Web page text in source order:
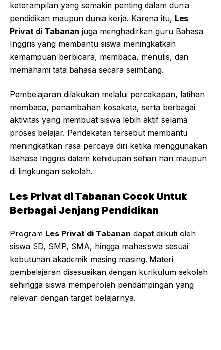
keterampilan yang semakin penting dalam dunia
pendidikan maupun dunia kerja. Karena itu, Les
Privat di Tabanan juga menghadirkan guru Bahasa
Inggris yang membantu siswa meningkatkan
kemampuan berbicara, membaca, menulis, dan
memahami tata bahasa secara seimbang.
Pembelajaran dilakukan melalui percakapan, latihan
membaca, penambahan kosakata, serta berbagai
aktivitas yang membuat siswa lebih aktif selama
proses belajar. Pendekatan tersebut membantu
meningkatkan rasa percaya diri ketika menggunakan
Bahasa Inggris dalam kehidupan sehari hari maupun
di lingkungan sekolah.
Les Privat di Tabanan Cocok Untuk
Berbagai Jenjang Pendidikan
Program Les Privat di Tabanan dapat diikuti oleh
siswa SD, SMP, SMA, hingga mahasiswa sesuai
kebutuhan akademik masing masing. Materi
pembelajaran disesuaikan dengan kurikulum sekolah
sehingga siswa memperoleh pendampingan yang
relevan dengan target belajarnya.